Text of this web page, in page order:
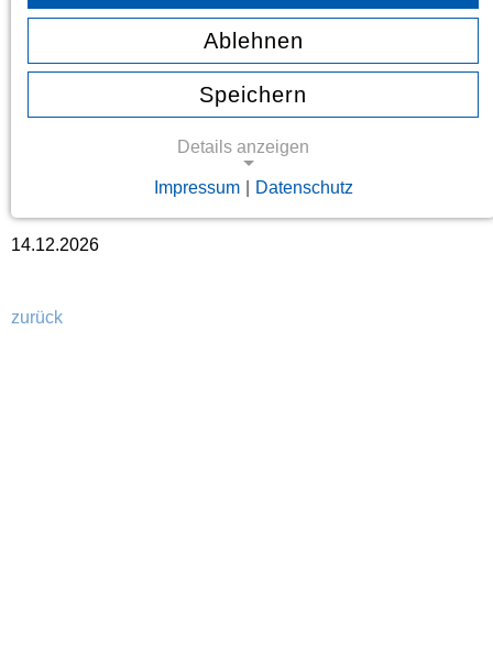
←Adventsgottesdienst
Mündliche
Abschlussprüfungen RENO
14.12.2026
zurück
Ablehnen
Speichern
Details anzeigen
Impressum Datenschutz